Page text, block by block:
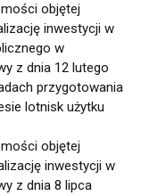
objętej
inwestycji w
w
z dnia 12 lutego
przygotowania
lotnisk użytku
objętej
inwestycji w
z dnia 8 lipca